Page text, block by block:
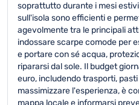
soprattutto durante i mesi
sull'isola sono efficienti e
agevolmente tra le principali
indossare scarpe comode per
e portare con sé acqua,
ripararsi dal sole. Il budget
euro, includendo trasporti,
massimizzare l'esperienza, è
mappa locale e informarsi